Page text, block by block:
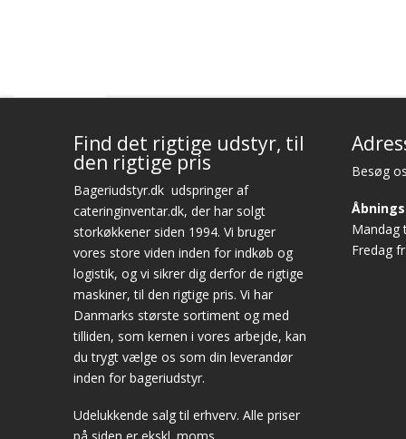
Find det rigtige udstyr, til
den rigtige pris
Bageriudstyr.dk udspringer af
cateringinventar.dk, der har solgt
storkøkkener siden 1994. Vi bruger
vores store viden inden for indkøb og
logistik, og vi sikrer dig derfor de rigtige
maskiner, til den rigtige pris. Vi har
Danmarks største sortiment og med
tilliden, som kernen i vores arbejde, kan
du trygt vælge os som din leverandør
inden for bageriudstyr.
Udelukkende salg til erhverv. Alle priser
Besøg
Mandag
Fredag